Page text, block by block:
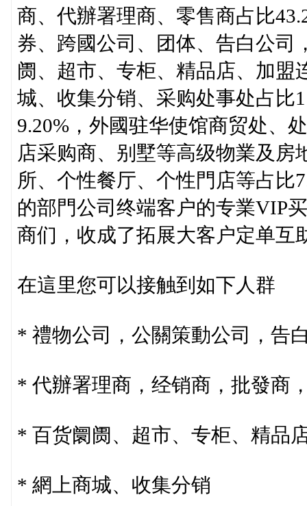
商、代辦署理商、零售商占比
券、跨國公司、团体、告白公司
阓、超市、专柜、精品店、加盟
城、收集分销、采购处事处占比
9.20%，外國驻华使馆商贸处、
店采购商、别墅等高级物業及
所、个性餐厅、个性門店等占比
的部門公司终端客户的专業VIP
商们，收成了拓展大客户定单互
在這里您可以接触到如下人群
* 禮物公司，公關策動公司，告
* 代辦署理商，经销商，批發商
* 百货阛阓、超市、专柜、精品
* 網上商城、收集分销